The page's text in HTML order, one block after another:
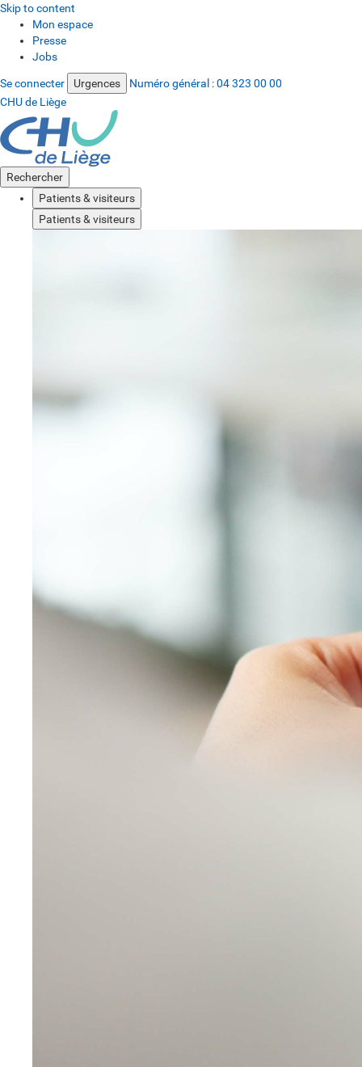
Skip to content
Mon espace
Presse
Jobs
Se connecter Urgences Numéro général :04 323 00 00
CHU de Liège
Rechercher
Patients & visiteurs
Patients & visiteurs